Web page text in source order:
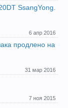
SsangYong.
6 апр 2016
продлено на
31 мар 2016
7 ноя 2015